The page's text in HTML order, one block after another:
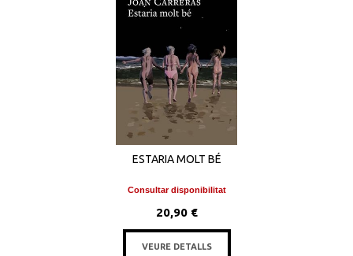
ESTARIA MOLT BÉ
Consultar disponibilitat
20,90 €
VEURE DETALLS